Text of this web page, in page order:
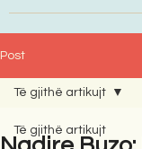
Post
Të gjithë artikujt
Të gjithë artikujt